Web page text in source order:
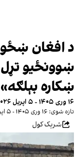
د افغان
ښوونځیو
ښکاره
۱۶ وری ۱۴۰۵ - ۵ اپریل ۲۰۲۶، ۰۰:۱۵ GMT+۱
تازه شوی: ۱۶ وری ۱۴۰۵ - ۵ اپریل ۲۰۲۶، ۰۲:۱۱ GMT+۱
شریک کول